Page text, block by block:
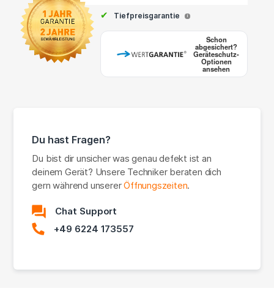
✔ Tiefpreisgarantie i
Schon
abgesichert?
Geräteschutz-
Optionen
ansehen
Du hast Fragen?
Du bist dir unsicher was genau defekt ist an
deinem Gerät? Unsere Techniker beraten dich
gern während unsererÖffnungszeiten.
Chat Support
+49 6224 173557